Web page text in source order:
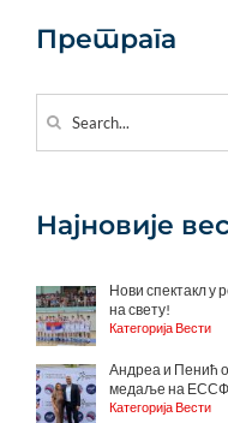
Претрага
for:
Најновије
Нови спектакл у
на свету!
Категорија Вести
Андреа и Пенић
медаље на
Категорија Вести